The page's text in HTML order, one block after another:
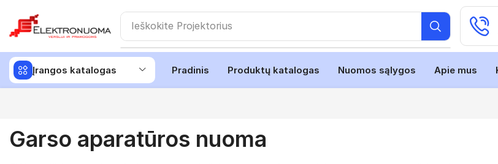
Ieškokite Projektorius
Įrangos katalogas Pradinis Produktų katalogas Nuomos sąlygos Apie mus
Garso aparatūros nuoma